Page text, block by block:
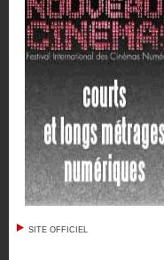
SITE OFFICIEL